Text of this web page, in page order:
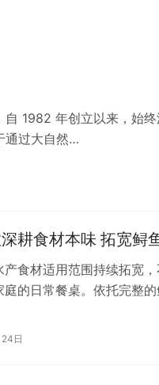
1982 年创立以来，始
通过大自然…
耕食材本味 拓宽鲟
产食材适用范围持续拓宽
庭的日常餐桌。依托完整
日